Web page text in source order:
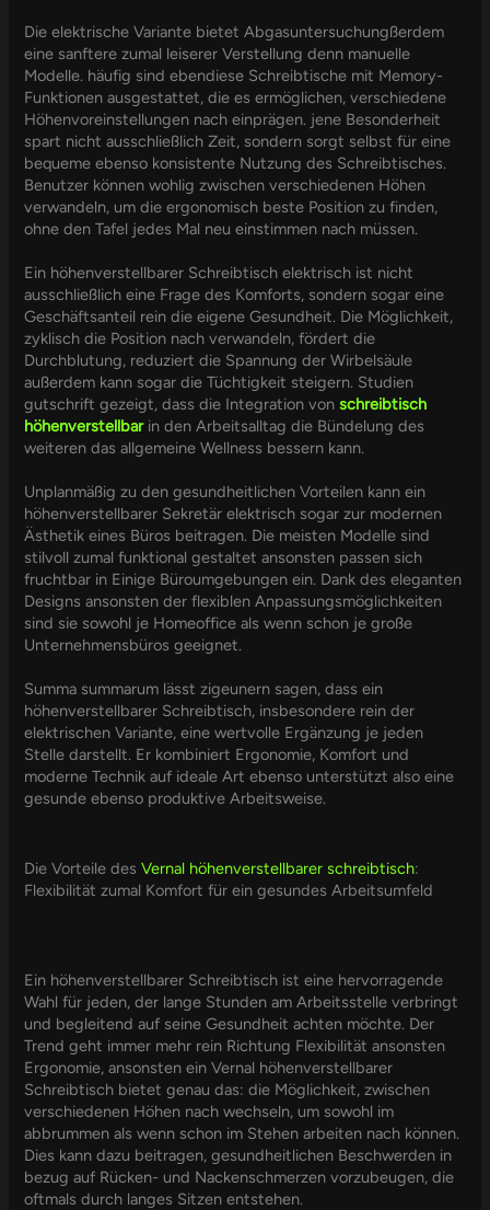
Die elektrische Variante bietet Abgasuntersuchungßerdem
eine sanftere zumal leiserer Verstellung denn manuelle
Modelle. häufig sind ebendiese Schreibtische mit Memory-
Funktionen ausgestattet, die es ermöglichen, verschiedene
Höhenvoreinstellungen nach einprägen. jene Besonderheit
spart nicht ausschließlich Zeit, sondern sorgt selbst für eine
bequeme ebenso konsistente Nutzung des Schreibtisches.
Benutzer können wohlig zwischen verschiedenen Höhen
verwandeln, um die ergonomisch beste Position zu finden,
ohne den Tafel jedes Mal neu einstimmen nach müssen.
Ein höhenverstellbarer Schreibtisch elektrisch ist nicht
ausschließlich eine Frage des Komforts, sondern sogar eine
Geschäftsanteil rein die eigene Gesundheit. Die Möglichkeit,
zyklisch die Position nach verwandeln, fördert die
Durchblutung, reduziert die Spannung der Wirbelsäule
außerdem kann sogar die Tüchtigkeit steigern. Studien
gutschrift gezeigt, dass die Integration vonschreibtisch
höhenverstellbarin den Arbeitsalltag die Bündelung des
weiteren das allgemeine Wellness bessern kann.
Unplanmäßig zu den gesundheitlichen Vorteilen kann ein
höhenverstellbarer Sekretär elektrisch sogar zur modernen
Ästhetik eines Büros beitragen. Die meisten Modelle sind
stilvoll zumal funktional gestaltet ansonsten passen sich
fruchtbar in Einige Büroumgebungen ein. Dank des eleganten
Designs ansonsten der flexiblen Anpassungsmöglichkeiten
sind sie sowohl je Homeoffice als wenn schon je große
Unternehmensbüros geeignet.
Summa summarum lässt zigeunern sagen, dass ein
höhenverstellbarer Schreibtisch, insbesondere rein der
elektrischen Variante, eine wertvolle Ergänzung je jeden
Stelle darstellt. Er kombiniert Ergonomie, Komfort und
moderne Technik auf ideale Art ebenso unterstützt also eine
gesunde ebenso produktive Arbeitsweise.
Die Vorteile desVernal höhenverstellbarer schreibtisch:
Flexibilität zumal Komfort für ein gesundes Arbeitsumfeld
Ein höhenverstellbarer Schreibtisch ist eine hervorragende
Wahl für jeden, der lange Stunden am Arbeitsstelle verbringt
und begleitend auf seine Gesundheit achten möchte. Der
Trend geht immer mehr rein Richtung Flexibilität ansonsten
Ergonomie, ansonsten ein Vernal höhenverstellbarer
Schreibtisch bietet genau das: die Möglichkeit, zwischen
verschiedenen Höhen nach wechseln, um sowohl im
abbrummen als wenn schon im Stehen arbeiten nach können.
Dies kann dazu beitragen, gesundheitlichen Beschwerden in
bezug auf Rücken- und Nackenschmerzen vorzubeugen, die
oftmals durch langes Sitzen entstehen.